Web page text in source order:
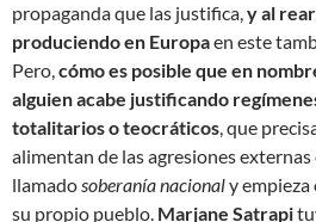
propaganda que las justifica,y al
produciendo en Europaen este
Pero,cómo es posible que en
alguien acabe justificando
totalitarios o teocráticos, que
alimentan de las agresiones
llamadosoberanía nacionaly
su propio pueblo. Marjane Satrapi